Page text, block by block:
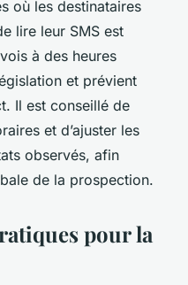
où les destinataires
lire leur SMS est
à des heures
et prévient
Il est conseillé de
et d’ajuster les
observés, afin
de la prospection.
pour la